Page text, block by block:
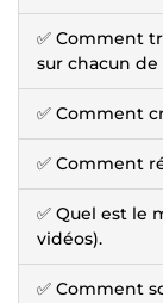
✅ Comment
sur chacun de
✅ Comment
✅ Comment
✅ Quel est le
vidéos).
✅ Comment